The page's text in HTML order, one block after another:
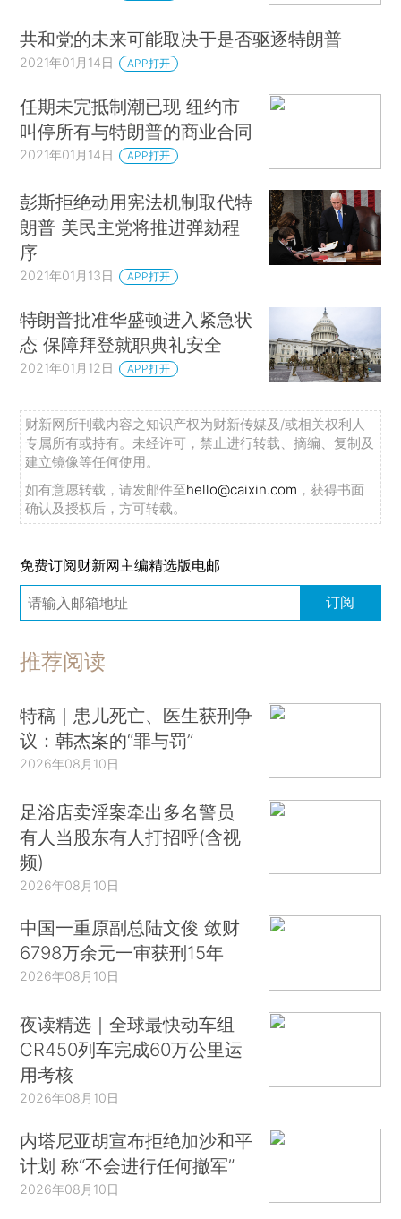
共和党的未来可能取决于是否驱逐特朗普
2021年01月14日 APP打开
任期未完抵制潮已现 纽约市
叫停所有与特朗普的商业合同
2021年01月14日 APP打开
彭斯拒绝动用宪法机制取代特
朗普 美民主党将推进弹劾程
序
2021年01月13日 APP打开
特朗普批准华盛顿进入紧急状
态 保障拜登就职典礼安全
2021年01月12日 APP打开
财新网所刊载内容之知识产权为财新传媒及/或相关权利人
专属所有或持有。未经许可，禁止进行转载、摘编、复制及
建立镜像等任何使用。
如有意愿转载，请发邮件至hello@caixin.com ，获得书面
确认及授权后，方可转载。
免费订阅财新网主编精选版电邮
订阅
推荐阅读
特稿｜患儿死亡、医生获刑争
议：韩杰案的“罪与罚”
2026年08月10日
足浴店卖淫案牵出多名警员
有人当股东有人打招呼(含视
频)
2026年08月10日
中国一重原副总陆文俊 敛财
6798万余元一审获刑15年
2026年08月10日
夜读精选｜全球最快动车组
CR450列车完成60万公里运
用考核
2026年08月10日
内塔尼亚胡宣布拒绝加沙和平
计划 称“不会进行任何撤军”
2026年08月10日